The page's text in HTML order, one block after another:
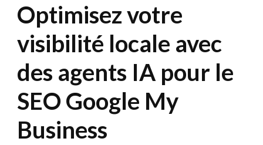
Optimisez votre
visibilité locale avec
des agents IA pour le
SEO Google My
Business